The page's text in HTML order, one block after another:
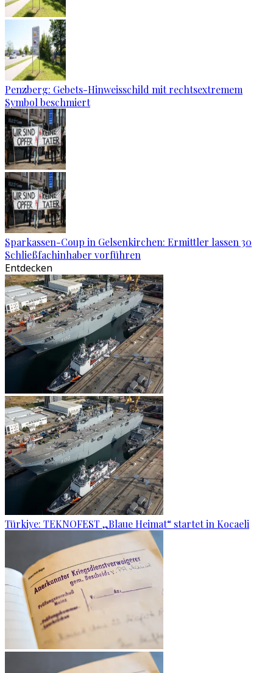
Penzberg: Gebets-Hinweisschild mit rechtsextremem
Symbol beschmiert
Sparkassen-Coup in Gelsenkirchen: Ermittler lassen 30
Schließfachinhaber vorführen
Entdecken
Türkiye: TEKNOFEST „Blaue Heimat“ startet in Kocaeli